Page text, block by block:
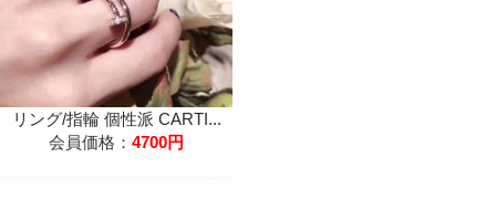
リング/指輪 個性派 CARTI...
会員価格： 4700円